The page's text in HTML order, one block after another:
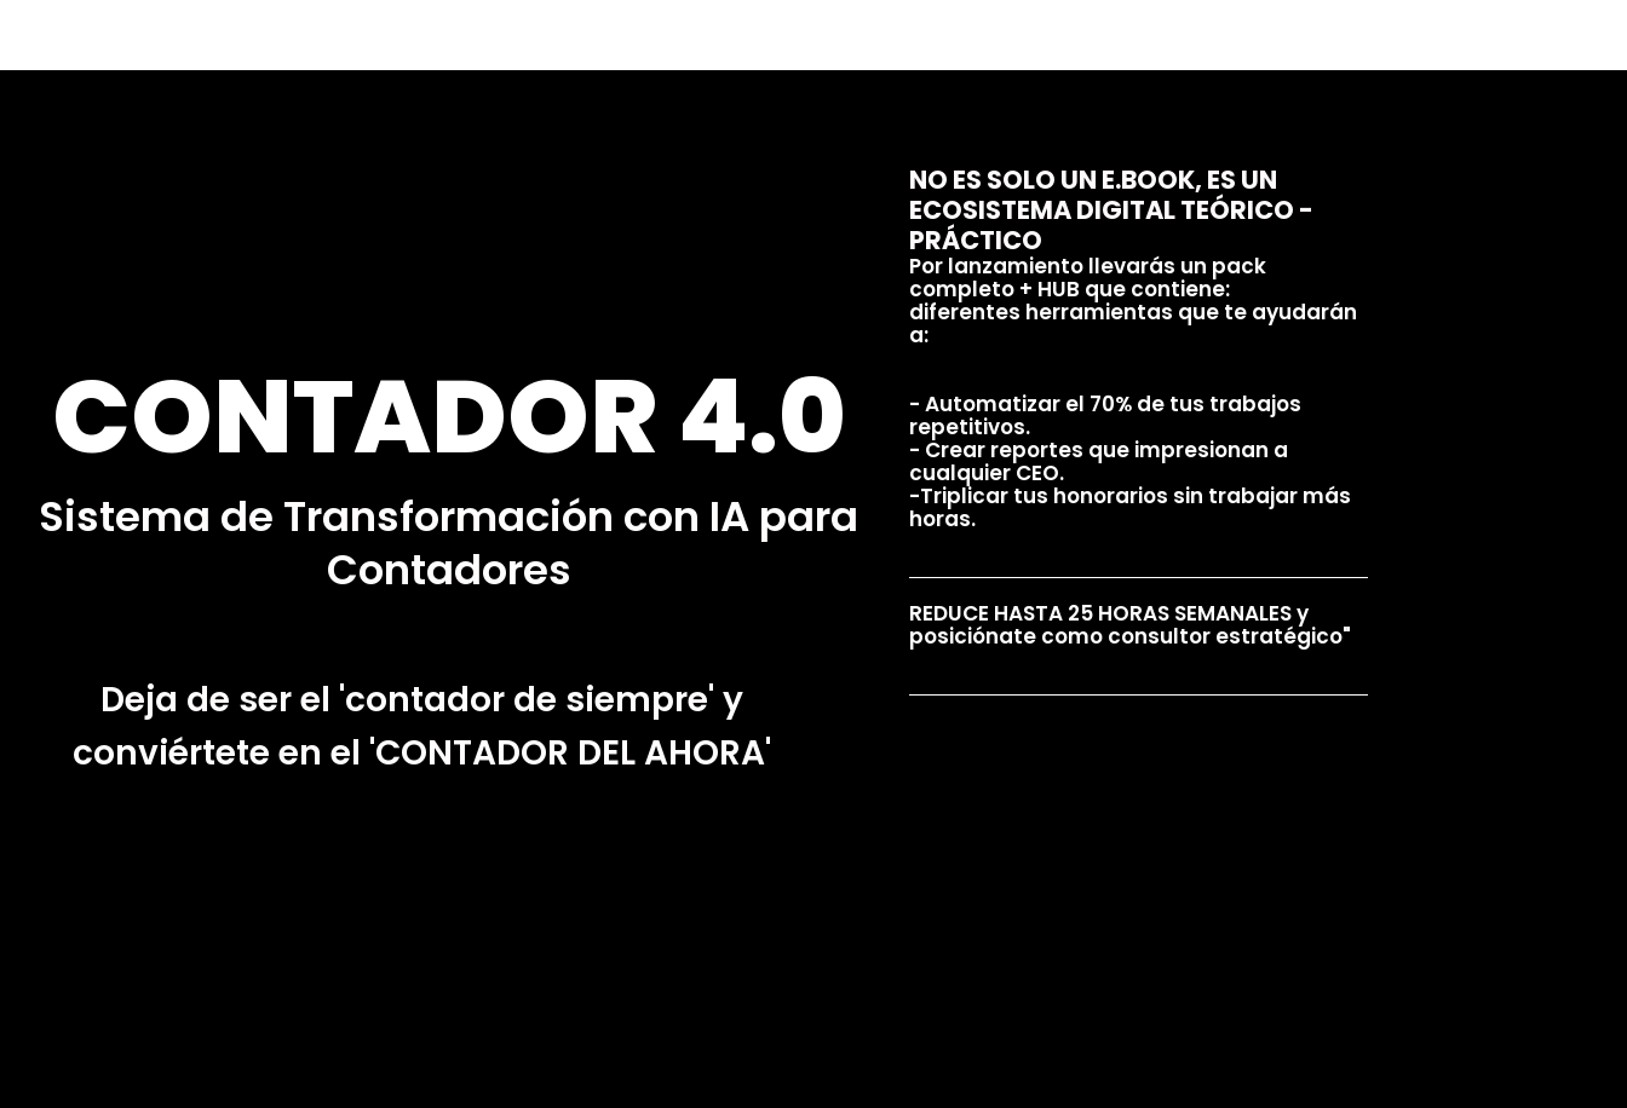
CONTADOR 4.0
Sistema de Transformación con IA para
Contadores
Deja de ser el 'contador de siempre' y
conviértete en el 'CONTADOR DEL AHORA'
NO ES SOLO UN E.BOOK, ES UN
ECOSISTEMA DIGITAL TEÓRICO -
PRÁCTICO
Por lanzamiento llevarás un pack
completo + HUB que contiene:
diferentes herramientas que te ayudarán
a:
- Automatizar el 70% de tus trabajos
repetitivos.
- Crear reportes que impresionan a
cualquier CEO.
-Triplicar tus honorarios sin trabajar más
horas.
REDUCE HASTA 25 HORAS SEMANALES y
posiciónate como consultor estratégico"